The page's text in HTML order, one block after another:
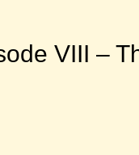
VIII –